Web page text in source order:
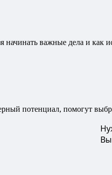
начинать важные дела и как
потенциал, помогут